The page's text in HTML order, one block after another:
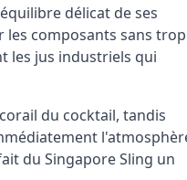
délicat de ses
composants sans trop
les jus industriels qui
du cocktail, tandis
du Singapore Sling un